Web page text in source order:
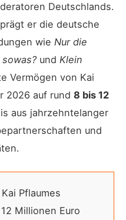
Deutschlands.
er die deutsche
wie Nur die
und Klein
Vermögen von Kai
2026 auf rund 8 bis 12
aus jahrzehntelanger
und
Kai Pflaumes
Millionen Euro